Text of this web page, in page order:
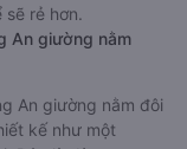
rẻ hơn.
An giường nằm
An giường nằm đôi
kế như một